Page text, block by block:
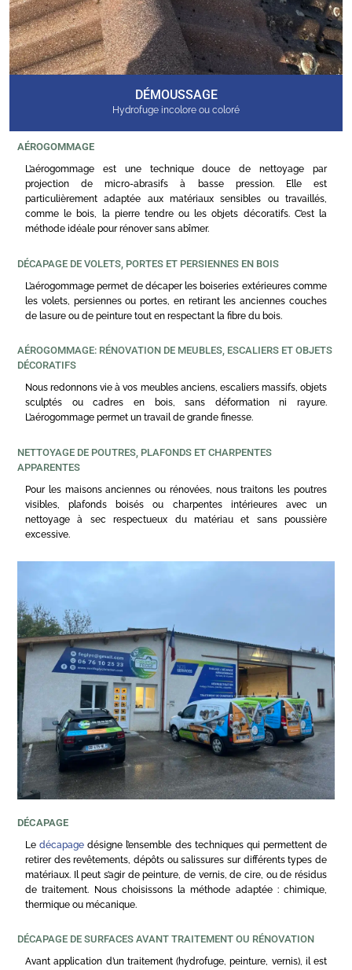
DÉMOUSSAGE
Hydrofuge incolore ou coloré
AÉROGOMMAGE
L’aérogommage est une technique douce de nettoyage par
projection de micro-abrasifs à basse pression. Elle est
particulièrement adaptée aux matériaux sensibles ou travaillés,
comme le bois, la pierre tendre ou les objets décoratifs. C’est la
méthode idéale pour rénover sans abîmer.
DÉCAPAGE DE VOLETS, PORTES ET PERSIENNES EN BOIS
L’aérogommage permet de décaper les boiseries extérieures comme
les volets, persiennes ou portes, en retirant les anciennes couches
de lasure ou de peinture tout en respectant la fibre du bois.
AÉROGOMMAGE: RÉNOVATION DE MEUBLES, ESCALIERS ET OBJETS
DÉCORATIFS
Nous redonnons vie à vos meubles anciens, escaliers massifs, objets
sculptés ou cadres en bois, sans déformation ni rayure.
L’aérogommage permet un travail de grande finesse.
NETTOYAGE DE POUTRES, PLAFONDS ET CHARPENTES
APPARENTES
Pour les maisons anciennes ou rénovées, nous traitons les poutres
visibles, plafonds boisés ou charpentes intérieures avec un
nettoyage à sec respectueux du matériau et sans poussière
excessive.
DÉCAPAGE
Ledécapage désigne l’ensemble des techniques qui permettent de
retirer des revêtements, dépôts ou salissures sur différents types de
matériaux. Il peut s’agir de peinture, de vernis, de cire, ou de résidus
de traitement. Nous choisissons la méthode adaptée : chimique,
thermique ou mécanique.
DÉCAPAGE DE SURFACES AVANT TRAITEMENT OU RÉNOVATION
Avant application d’un traitement (hydrofuge, peinture, vernis), il est